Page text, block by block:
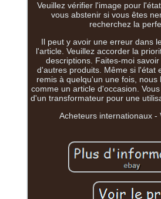
Veuillez vérifier l'image pour
vous abstenir si vous êtes
recherchez la
Il peut y avoir une erreur dans
l'article. Veuillez accorder la
descriptions. Faites-moi
d'autres produits. Même si l'état
remis à quelqu'un une fois,
comme un article d'occasion.
d'un transformateur pour une
Acheteurs internationaux -